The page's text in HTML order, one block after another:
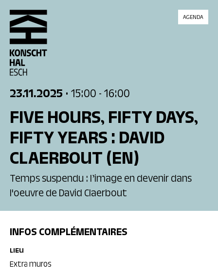
skip_to_content
AGENDA
23.11.2025 • 15:00 - 16:00
FIVE HOURS, FIFTY DAYS,
FIFTY YEARS : DAVID
CLAERBOUT(EN)
Temps suspendu : l’image en devenir dans
l'oeuvre de David Claerbout
INFOS COMPLÉMENTAIRES
LIEU
Extra muros